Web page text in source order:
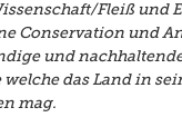
Fleiß und
Conservation und
und
das Land in
mag.